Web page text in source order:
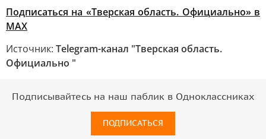
Подписаться на «Тверская область. Официально» в
МАХ
Источник: Telegram-канал "Тверская область.
Официально "
Подписывайтесь на наш паблик в Одноклассниках
ПОДПИСАТЬСЯ